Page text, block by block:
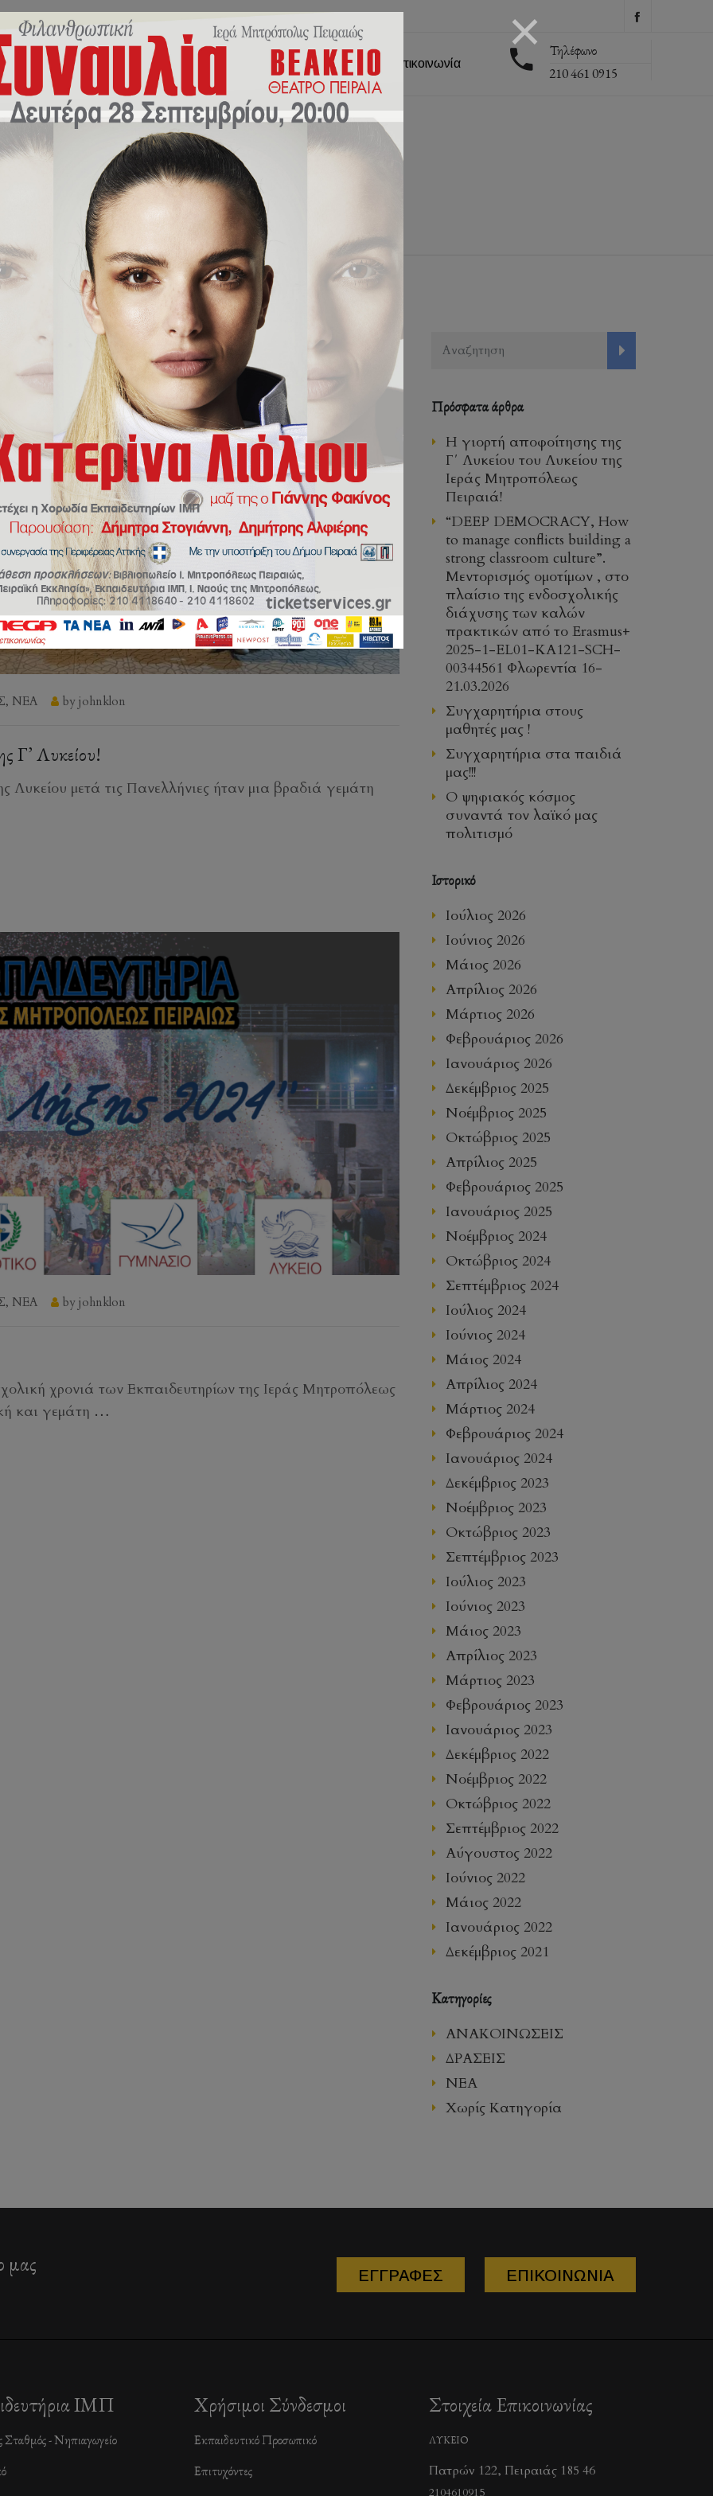
Εκπαιδευτικό Πρόγραμμα Νέα/Δράσεις Επικοινωνία
Τηλέφωνο
210 461 0915
, ΝΕΑ by johnklon
Γ’ Λυκείου!
μετά τις Πανελλήνιες ήταν μια βραδιά γεμάτη
, ΝΕΑ by johnklon
χρονιά των Εκπαιδευτηρίων της Ιεράς Μητροπόλεως
και γεμάτη …
Πρόσφατα άρθρα
Η γιορτή αποφοίτησης της
Γ΄ Λυκείου του Λυκείου της
Ιεράς Μητροπόλεως
Πειραιά!
“DEEP DEMOCRACY, How
to manage conflicts building a
strong classroom culture”.
Μεντορισμός ομοτίμων , στο
πλαίσιο της ενδοσχολικής
διάχυσης των καλών
πρακτικών από το Erasmus+
2025-1-EL01-KA121-SCH-
00344561 Φλωρεντία 16-
21.03.2026
Συγχαρητήρια στους
μαθητές μας !
Συγχαρητήρια στα παιδιά
μας!!!
Ο ψηφιακός κόσμος
συναντά τον λαϊκό μας
πολιτισμό
Ιστορικό
Ιούλιος 2026
Ιούνιος 2026
Μάιος 2026
Απρίλιος 2026
Μάρτιος 2026
Φεβρουάριος 2026
Ιανουάριος 2026
Δεκέμβριος 2025
Νοέμβριος 2025
Οκτώβριος 2025
Απρίλιος 2025
Φεβρουάριος 2025
Ιανουάριος 2025
Νοέμβριος 2024
Οκτώβριος 2024
Σεπτέμβριος 2024
Ιούλιος 2024
Ιούνιος 2024
Μάιος 2024
Απρίλιος 2024
Μάρτιος 2024
Φεβρουάριος 2024
Ιανουάριος 2024
Δεκέμβριος 2023
Νοέμβριος 2023
Οκτώβριος 2023
Σεπτέμβριος 2023
Ιούλιος 2023
Ιούνιος 2023
Μάιος 2023
Απρίλιος 2023
Μάρτιος 2023
Φεβρουάριος 2023
Ιανουάριος 2023
Δεκέμβριος 2022
Νοέμβριος 2022
Οκτώβριος 2022
Σεπτέμβριος 2022
Αύγουστος 2022
Ιούνιος 2022
Μάιος 2022
Ιανουάριος 2022
Δεκέμβριος 2021
Kατηγορίες
ΑΝΑΚΟΙΝΩΣΕΙΣ
ΔΡΑΣΕΙΣ
ΝΕΑ
Χωρίς Κατηγορία
μας ΕΠΙΚΟΙΝΩΝΙΑ
ΕΓΓΡΑΦΕΣ
ΙΜΠ
Σταθμός - Νηπιαγωγείο
Χρήσιμοι Σύνδεσμοι
Εκπαιδευτικό Προσωπικό
Επιτυχόντες
Στοιχεία Επικοινωνίας
ΛΥΚΕΙΟ
Πατρών 122, Πειραιάς 185 46
2104610915